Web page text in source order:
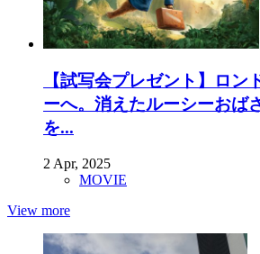
【試写会プレゼント】ロン
ーへ。消えたルーシーおば
を...
2 Apr, 2025
MOVIE
View more